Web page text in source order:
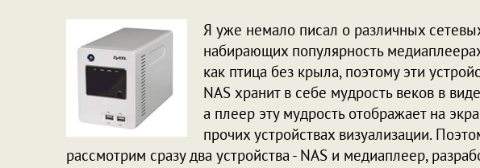
Я уже немало писал о различных
набирающих популярность
как птица без крыла, поэтому эти
NAS хранит в себе мудрость веков в
а плеер эту мудрость отображает на
прочих устройствах визуализации.
рассмотрим сразу два устройства - NAS и медиаплеер,